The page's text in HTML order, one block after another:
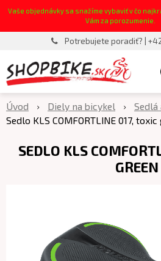
Vaše objednávky sa snažíme vybaviť v čo
Vám za porozumenie.
Potrebujete poradiť? |
Úvod Diely na bicykel
Sedlá
Sedlo KLS COMFORTLINE 017,
SEDLO KLS
GREEN